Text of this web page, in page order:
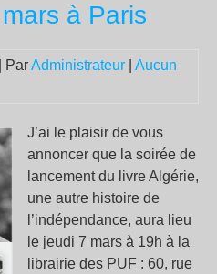
3
à Paris
| ParAdministrateur
Aucun
J’ai le plaisir de vous
annoncer que la soirée de
lancement du livre Algérie,
une autre histoire de
l’indépendance, aura lieu
le jeudi 7 mars à 19h à la
librairie des PUF : 60, rue